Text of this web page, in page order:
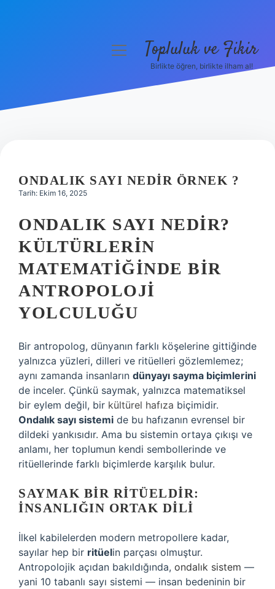
Hakkımızda
menüyüTopluluk ve Fikir
Birlikte öğren, birlikte ilham al!
ONDALIK SAYI NEDIR ÖRNEK ?
Tarih: Ekim 16, 2025
ONDALIK SAYI NEDIR?
KÜLTÜRLERIN
MATEMATIĞINDE BIR
ANTROPOLOJI
YOLCULUĞU
Bir antropolog, dünyanın farklı köşelerine gittiğinde
yalnızca yüzleri, dilleri ve ritüelleri gözlemlemez;
aynı zamanda insanların dünyayı sayma biçimlerini
de inceler. Çünkü saymak, yalnızca matematiksel
bir eylem değil, bir kültürel hafıza biçimidir.
Ondalık sayı sistemi de bu hafızanın evrensel bir
dildeki yankısıdır. Ama bu sistemin ortaya çıkışı ve
anlamı, her toplumun kendi sembollerinde ve
ritüellerinde farklı biçimlerde karşılık bulur.
SAYMAK BIR RITÜELDIR:
İNSANLIĞIN ORTAK DILI
İlkel kabilelerden modern metropollere kadar,
sayılar hep bir ritüelin parçası olmuştur.
Antropolojik açıdan bakıldığında, ondalık sistem —
yani 10 tabanlı sayı sistemi — insan bedeninin bir